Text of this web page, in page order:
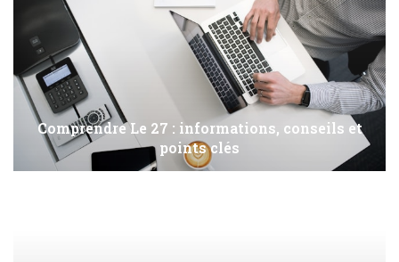
Comprendre Le 27 : informations, conseils et
points clés